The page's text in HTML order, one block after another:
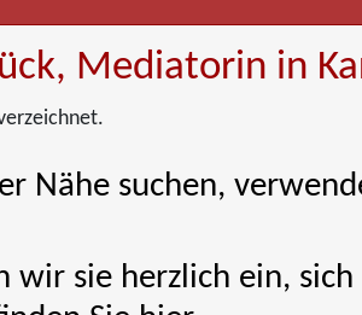
Mediatorin in
Nähe suchen,
sie herzlich ein,